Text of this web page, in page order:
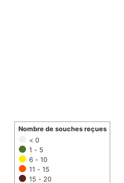
< 0
1 - 5
6 - 10
11 - 15
15 - 20
Nombre de souches reçues